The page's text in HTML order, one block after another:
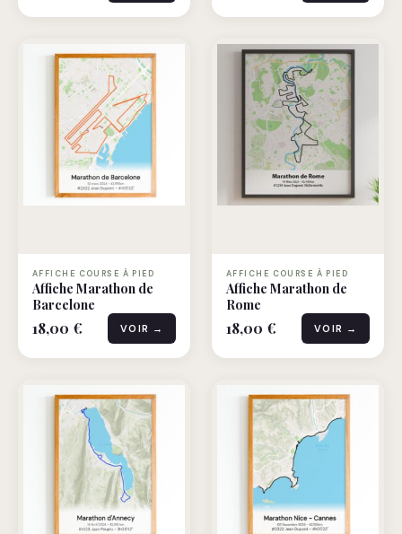
AFFICHE COURSE À PIED
Affiche Marathon de
Barcelone
18,00 € VOIR →
AFFICHE COURSE À PIED
Affiche Marathon de
Rome
18,00 € VOIR →